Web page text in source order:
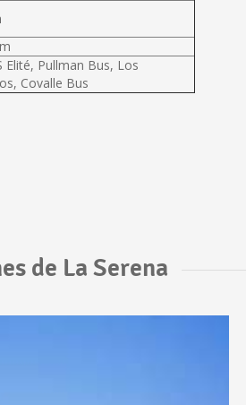
Elité, Pullman Bus, Los
Covalle Bus
de La Serena